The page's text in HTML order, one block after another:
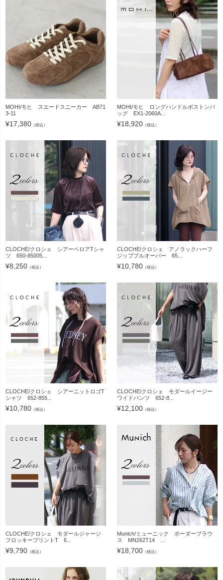
MOHI/モヒ スエードスニーカー AB71
3-11
¥17,380 （税込）
MOHI/モヒ ロングハンドルボストンバ
ッグ EX1-2060A...
¥18,920 （税込）
CLOCHE/クロシェ シアーベロアTシャ
ツ 650-85005...
¥8,250 （税込）
CLOCHE/クロシェ アノラックハーフ
ジッププルオーバー 65...
¥10,780 （税込）
CLOCHE/クロシェ シアーニットロゴT
シャツ 652-855...
¥10,780 （税込）
CLOCHE/クロシェ モダールイージー
ワイドパンツ 652-8...
¥12,100 （税込）
CLOCHE/クロシェ モダールジャージ
フロッキープリントT 6...
¥9,790 （税込）
Munich/ミューニック ボーダーブラウ
ス MN262T14 ...
¥18,700 （税込）